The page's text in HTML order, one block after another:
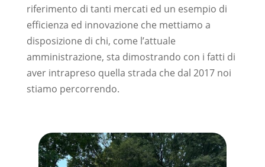
riferimento di tanti mercati ed un esempio di
efficienza ed innovazione che mettiamo a
disposizione di chi, come l’attuale
amministrazione, sta dimostrando con i fatti di
aver intrapreso quella strada che dal 2017 noi
stiamo percorrendo.